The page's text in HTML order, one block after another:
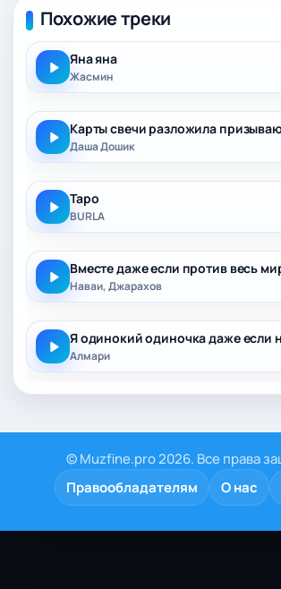
Похожие треки
Яна яна
Жасмин
Даша Дошик
Таро
BURLA
Вместе даже если против весь
Наваи, Джарахов
Я одинокий одиночка даже если
Алмари
© Muzfine.pro 2026. Все права
Правообладателям
О нас